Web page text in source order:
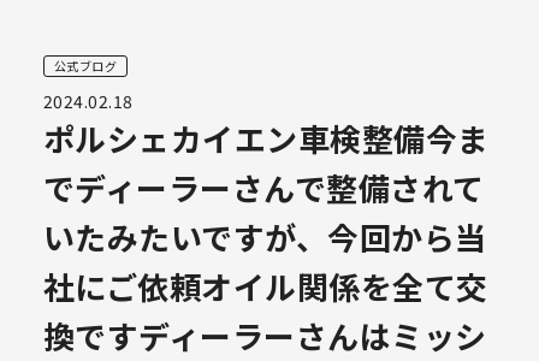
公式ブログ
2024.02.18
ポルシェカイエン車検整備️今ま
でディーラーさんで整備されて
いたみたいですが、今回から当
社にご依頼️オイル関係を全て交
換ですディーラーさんはミッシ